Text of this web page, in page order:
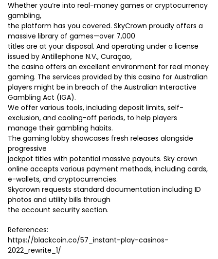
Whether you’re into real-money games or cryptocurrency
gambling,
the platform has you covered. SkyCrown proudly offers a
massive library of games—over 7,000
titles are at your disposal. And operating under a license
issued by Antillephone N.V., Curaçao,
the casino offers an excellent environment for real money
gaming. The services provided by this casino for Australian
players might be in breach of the Australian Interactive
Gambling Act (IGA).
We offer various tools, including deposit limits, self-
exclusion, and cooling-off periods, to help players
manage their gambling habits.
The gaming lobby showcases fresh releases alongside
progressive
jackpot titles with potential massive payouts. Sky crown
online accepts various payment methods, including cards,
e-wallets, and cryptocurrencies.
Skycrown requests standard documentation including ID
photos and utility bills through
the account security section.
References:
https://blackcoin.co/57_instant-play-casinos-
2022_rewrite_1/